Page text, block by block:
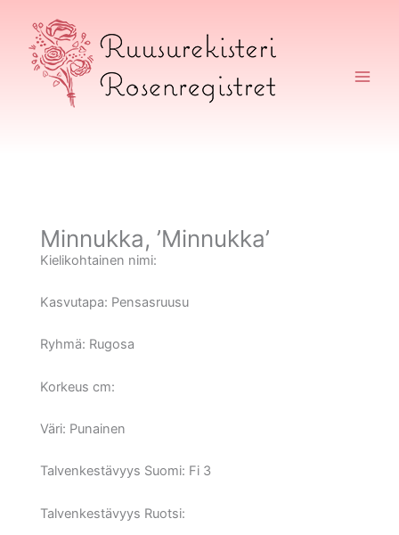
sisältöön
Minnukka, ’Minnukka’
Kielikohtainen nimi:
Kasvutapa: Pensasruusu
Ryhmä: Rugosa
Korkeus cm:
Väri: Punainen
Talvenkestävyys Suomi: Fi 3
Talvenkestävyys Ruotsi: